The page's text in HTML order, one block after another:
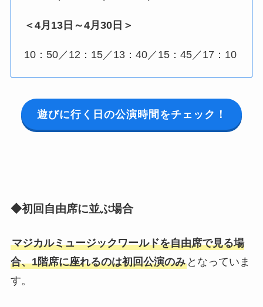
＜4月13日～4月30日＞
10：50／12：15／13：40／15：45／17：10
遊びに行く日の公演時間をチェック！
◆初回自由席に並ぶ場合
マジカルミュージックワールドを自由席で見る場
合、1階席に座れるのは初回公演のみとなっていま
す。